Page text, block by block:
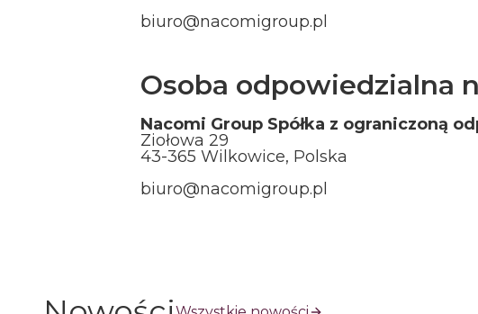
biuro@nacomigroup.pl
Osoba odpowiedzialna
Nacomi Group Spółka z ograniczoną
Ziołowa 29
43-365 Wilkowice, Polska
biuro@nacomigroup.pl